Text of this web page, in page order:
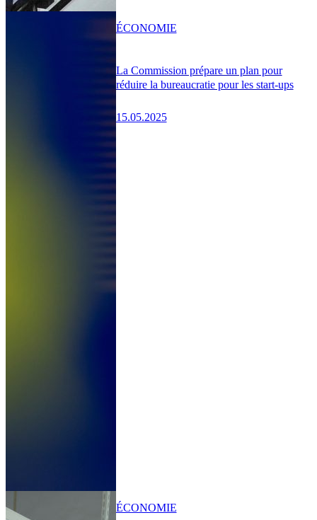
La Commission prépare un plan pour
réduire la bureaucratie pour les start-ups
15.05.2025
ÉCONOMIE
ÉCONOMIE